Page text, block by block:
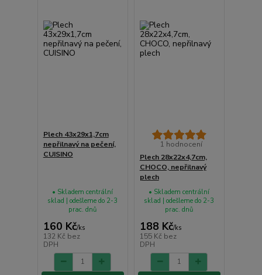
Plech 43x29x1,7cm
nepřilnavý na pečení,
CUISINO
160 Kč/ks
132 Kč bez
DPH
• Skladem centrální
sklad | odešleme do 2-3
prac. dnů
1 hodnocení
Plech 28x22x4,7cm,
CHOCO, nepřilnavý
plech
188 Kč/ks
155 Kč bez
DPH
• Skladem centrální
sklad | odešleme do 2-3
prac. dnů